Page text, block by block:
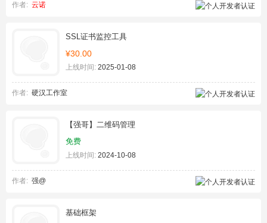
作者: 云诺
SSL证书监控工具
¥30.00
上线时间: 2025-01-08
作者: 硬汉工作室
【强哥】二维码管理
免费
上线时间: 2024-10-08
作者: 强@
基础框架